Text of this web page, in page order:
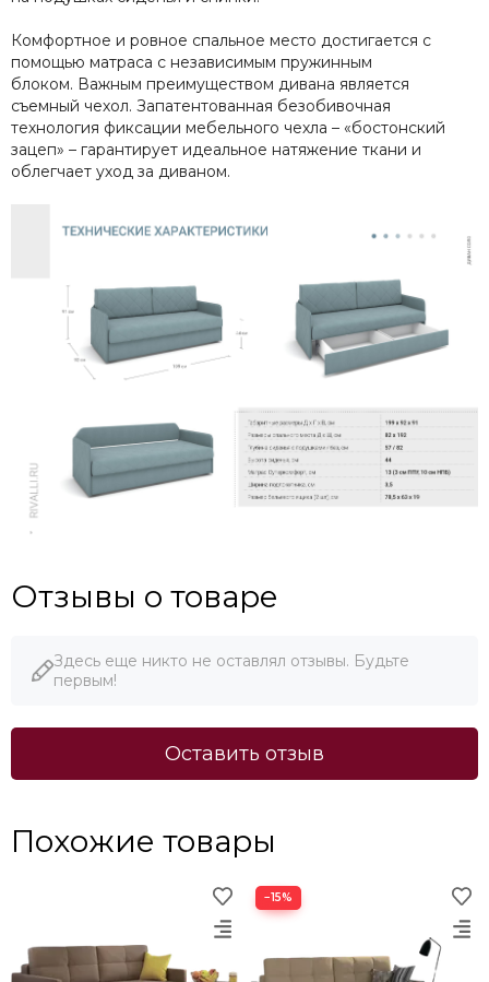
Комфортное и ровное спальное место достигается с
помощью матраса с независимым пружинным
блоком. Важным преимуществом дивана является
съемный чехол. Запатентованная безобивочная
технология фиксации мебельного чехла – «бостонский
зацеп» – гарантирует идеальное натяжение ткани и
облегчает уход за диваном.
Отзывы о товаре
Здесь еще никто не оставлял отзывы. Будьте
первым!
Оставить отзыв
Похожие товары
−15%